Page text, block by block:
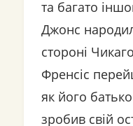
та багато
Джонс
стороні
Френсіс
як його
зробив свій